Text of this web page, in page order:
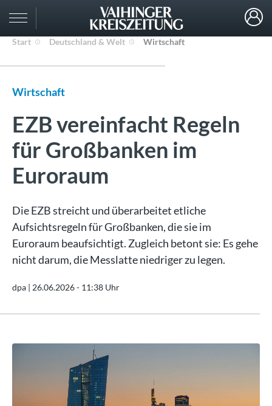
Start Deutschland & Welt Wirtschaft
Wirtschaft
EZB vereinfacht Regeln
für Großbanken im
Euroraum
Die EZB streicht und überarbeitet etliche
Aufsichtsregeln für Großbanken, die sie im
Euroraum beaufsichtigt. Zugleich betont sie: Es gehe
nicht darum, die Messlatte niedriger zu legen.
dpa | 26.06.2026 - 11:38 Uhr